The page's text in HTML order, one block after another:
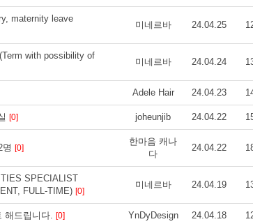
maternity leave
미네르바 24.04.25
with possibility of
미네르바 24.04.24
Adele Hair 24.04.23
[0] joheunjib 24.04.22
[0]
한마음 캐나
다
24.04.22
SPECIALIST
FULL-TIME) [0]
미네르바 24.04.19
해드립니다. [0] YnDyDesign 24.04.18